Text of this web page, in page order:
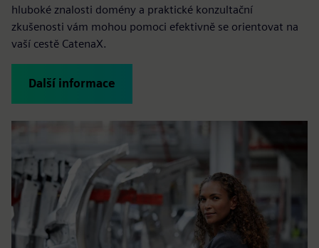
hluboké znalosti domény a praktické konzultační
zkušenosti vám mohou pomoci efektivně se orientovat na
vaší cestě CatenaX.
Další informace